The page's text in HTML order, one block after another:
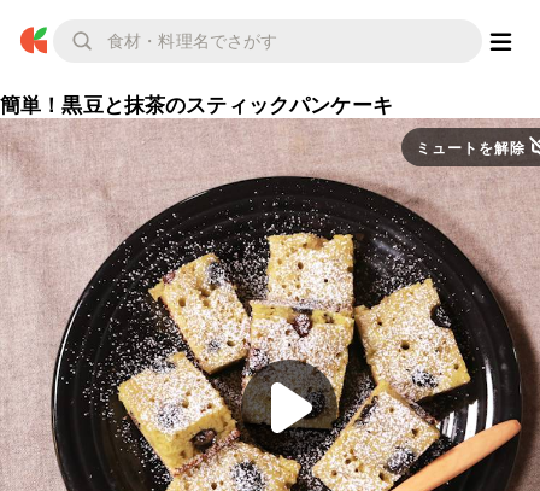
簡単！黒豆と抹茶のスティックパンケーキ
ミュートを解除